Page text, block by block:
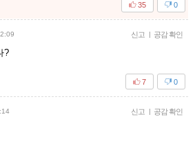
0
35
신고 | 공감 확인
?
0
7
신고 | 공감 확인